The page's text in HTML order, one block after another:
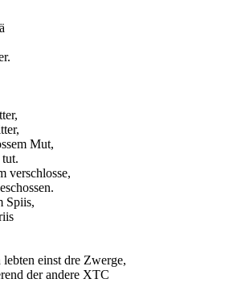
Mut,
verschlosse,
Spiis,
einst dre Zwerge,
der andere XTC